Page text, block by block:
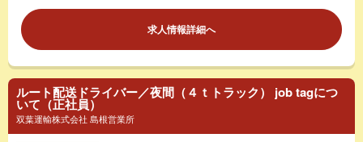
求人情報詳細へ
ルート配送ドライバー／夜間（４ｔトラック） job tagにつ
いて（正社員）
双葉運輸株式会社 島根営業所